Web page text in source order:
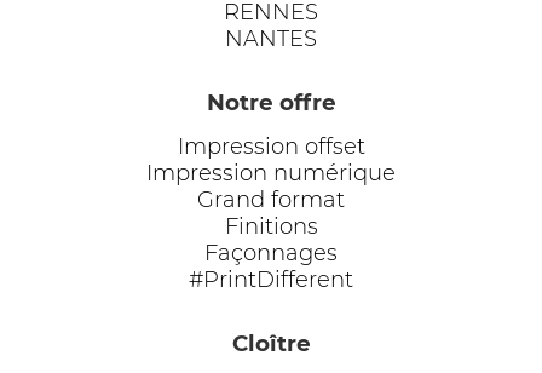
RENNES
NANTES
Notre offre
Impression offset
Impression numérique
Grand format
Finitions
Façonnages
#PrintDifferent
Cloître